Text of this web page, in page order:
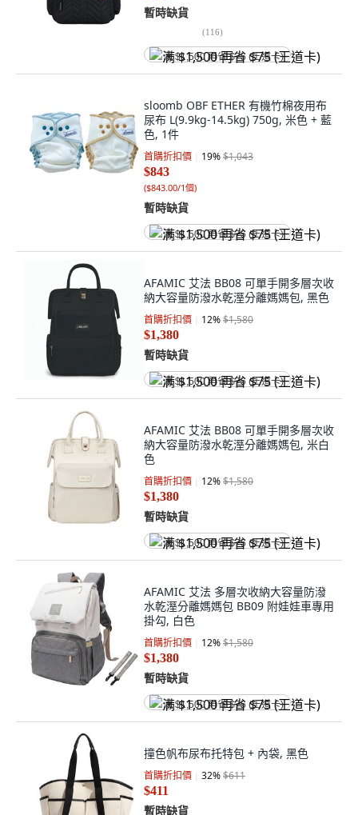
暫時缺貨
(116)
满 $1,500 再省 $75 (王道卡)
sloomb OBF ETHER 有機竹棉夜用布
尿布 L(9.9kg-14.5kg) 750g, 米色 + 藍
色, 1件
首購折扣價 19%$1,043
$843
($843.00/1個)
暫時缺貨
满 $1,500 再省 $75 (王道卡)
AFAMIC 艾法 BB08 可單手開多層次收
納大容量防潑水乾溼分離媽媽包, 黑色
首購折扣價 12%$1,580
$1,380
暫時缺貨
满 $1,500 再省 $75 (王道卡)
AFAMIC 艾法 BB08 可單手開多層次收
納大容量防潑水乾溼分離媽媽包, 米白
色
首購折扣價 12%$1,580
$1,380
暫時缺貨
满 $1,500 再省 $75 (王道卡)
AFAMIC 艾法 多層次收納大容量防潑
水乾溼分離媽媽包 BB09 附娃娃車專用
掛勾, 白色
首購折扣價 12%$1,580
$1,380
暫時缺貨
满 $1,500 再省 $75 (王道卡)
撞色帆布尿布托特包 + 內袋, 黑色
首購折扣價 32%$611
$411
暫時缺貨